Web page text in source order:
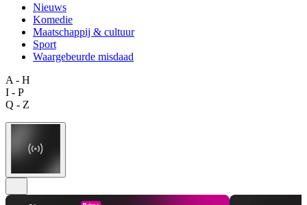
Nieuws
Komedie
Maatschappij & cultuur
Sport
Waargebeurde misdaad
A - H
I - P
Q - Z